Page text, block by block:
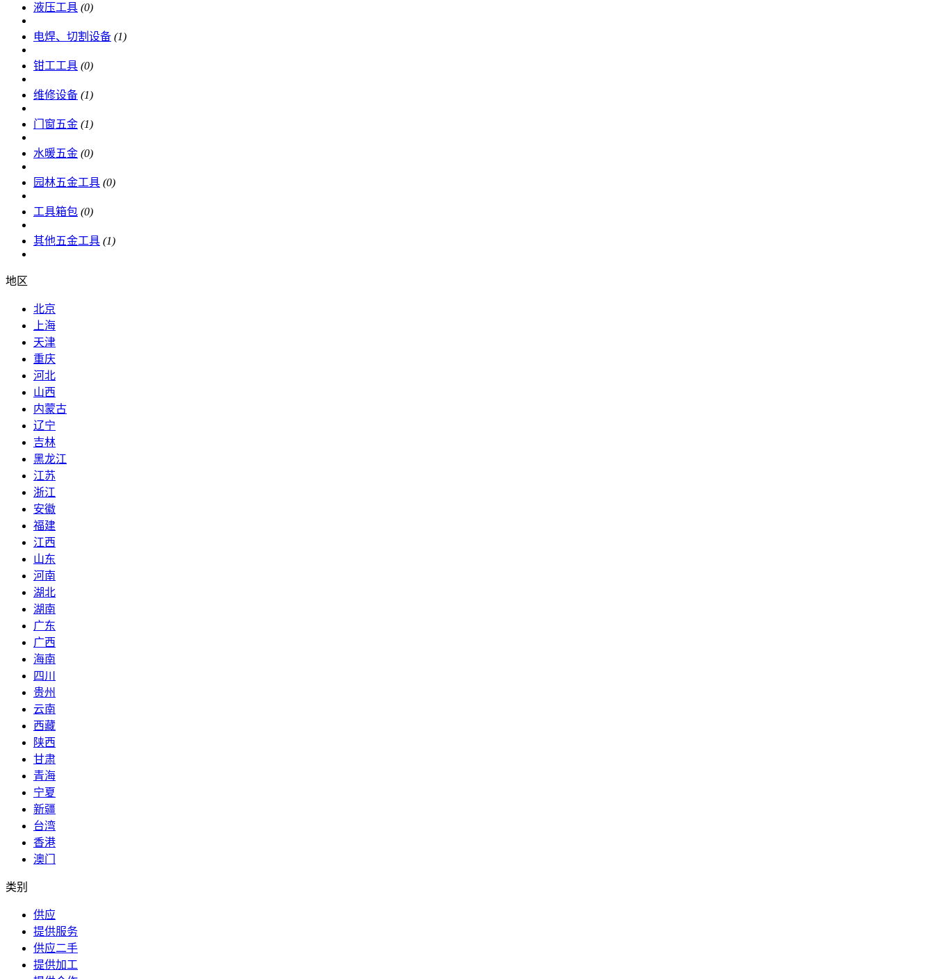
液压工具 (0)
电焊、切割设备 (1)
钳工工具 (0)
维修设备 (1)
门窗五金 (1)
水暖五金 (0)
园林五金工具 (0)
工具箱包 (0)
其他五金工具 (1)
地区
北京
上海
天津
重庆
河北
山西
内蒙古
辽宁
吉林
黑龙江
江苏
浙江
安徽
福建
江西
山东
河南
湖北
湖南
广东
广西
海南
四川
贵州
云南
西藏
陕西
甘肃
青海
宁夏
新疆
台湾
香港
澳门
类别
供应
提供服务
供应二手
提供加工